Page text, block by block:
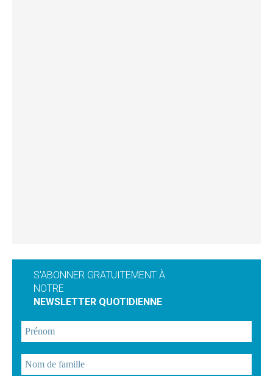
S'ABONNER GRATUITEMENT À
NOTRE
NEWSLETTER QUOTIDIENNE